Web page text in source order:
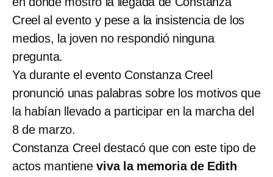
Creel al evento y pese a la insistencia de los
medios, la joven no respondió ninguna
pregunta.
Ya durante el evento Constanza Creel
pronunció unas palabras sobre los motivos que
la habían llevado a participar en la marcha del
8 de marzo.
Constanza Creel destacó que con este tipo de
actos mantieneviva la memoria de Edith